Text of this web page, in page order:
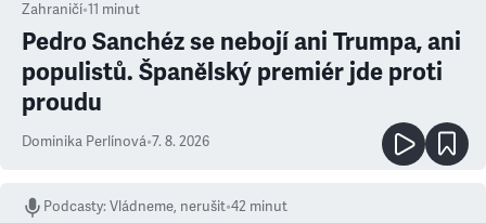
Zahraničí•11 minut
Pedro Sanchéz se nebojí ani Trumpa, ani
populistů. Španělský premiér jde proti
proudu
Dominika Perlínová•7. 8. 2026
Podcasty:Vládneme, nerušit•42 minut